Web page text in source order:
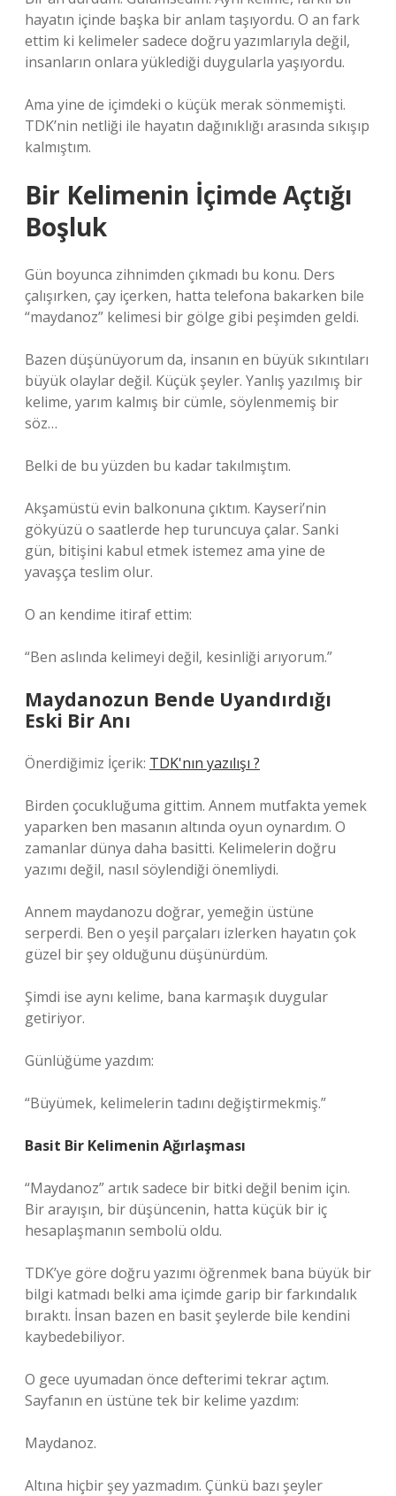
hayatın içinde başka bir anlam taşıyordu. O an fark
ettim ki kelimeler sadece doğru yazımlarıyla değil,
insanların onlara yüklediği duygularla yaşıyordu.
Ama yine de içimdeki o küçük merak sönmemişti.
TDK’nin netliği ile hayatın dağınıklığı arasında sıkışıp
kalmıştım.
Bir Kelimenin İçimde Açtığı
Boşluk
Gün boyunca zihnimden çıkmadı bu konu. Ders
çalışırken, çay içerken, hatta telefona bakarken bile
“maydanoz” kelimesi bir gölge gibi peşimden geldi.
Bazen düşünüyorum da, insanın en büyük sıkıntıları
büyük olaylar değil. Küçük şeyler. Yanlış yazılmış bir
kelime, yarım kalmış bir cümle, söylenmemiş bir
söz…
Belki de bu yüzden bu kadar takılmıştım.
Akşamüstü evin balkonuna çıktım. Kayseri’nin
gökyüzü o saatlerde hep turuncuya çalar. Sanki
gün, bitişini kabul etmek istemez ama yine de
yavaşça teslim olur.
O an kendime itiraf ettim:
“Ben aslında kelimeyi değil, kesinliği arıyorum.”
Maydanozun Bende Uyandırdığı
Eski Bir Anı
Önerdiğimiz İçerik: TDK'nın yazılışı ?
Birden çocukluğuma gittim. Annem mutfakta yemek
yaparken ben masanın altında oyun oynardım. O
zamanlar dünya daha basitti. Kelimelerin doğru
yazımı değil, nasıl söylendiği önemliydi.
Annem maydanozu doğrar, yemeğin üstüne
serperdi. Ben o yeşil parçaları izlerken hayatın çok
güzel bir şey olduğunu düşünürdüm.
Şimdi ise aynı kelime, bana karmaşık duygular
getiriyor.
Günlüğüme yazdım:
“Büyümek, kelimelerin tadını değiştirmekmiş.”
Basit Bir Kelimenin Ağırlaşması
“Maydanoz” artık sadece bir bitki değil benim için.
Bir arayışın, bir düşüncenin, hatta küçük bir iç
hesaplaşmanın sembolü oldu.
TDK’ye göre doğru yazımı öğrenmek bana büyük bir
bilgi katmadı belki ama içimde garip bir farkındalık
bıraktı. İnsan bazen en basit şeylerde bile kendini
kaybedebiliyor.
O gece uyumadan önce defterimi tekrar açtım.
Sayfanın en üstüne tek bir kelime yazdım:
Maydanoz.
Altına hiçbir şey yazmadım. Çünkü bazı şeyler